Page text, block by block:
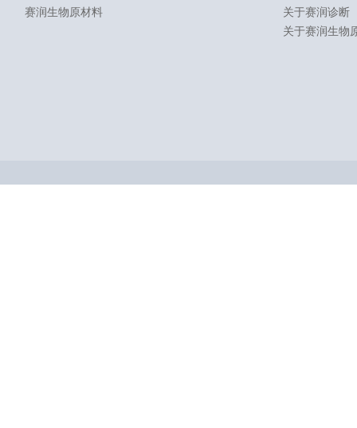
赛润生物原材料
关于赛润诊断
关于赛润生物